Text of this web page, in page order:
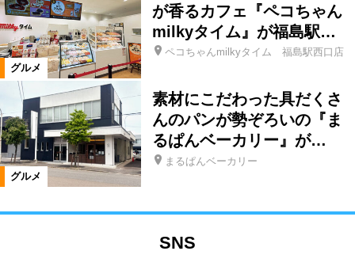
グルメ
が香るカフェ『ペコちゃん
milkyタイム』が福島駅…
ペコちゃんmilkyタイム 福島駅西口店
グルメ
素材にこだわった具だくさ
んのパンが勢ぞろいの『ま
るぱんベーカリー』が…
まるぱんベーカリー
SNS